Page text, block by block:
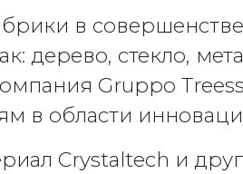
в
дерево, стекло,
Gruppo
в области
Crystaltech и